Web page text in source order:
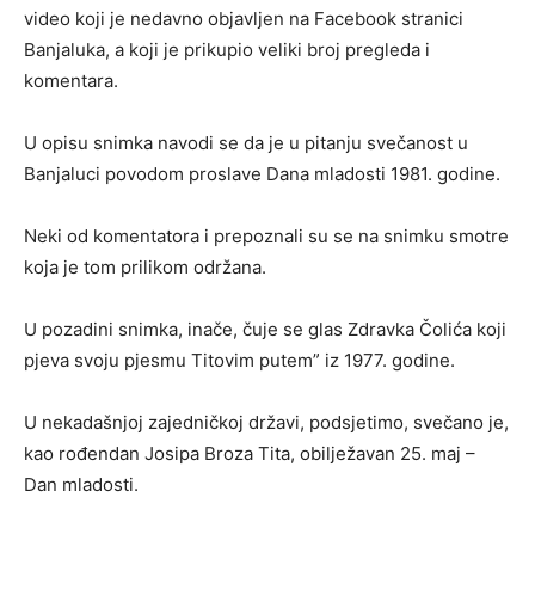
video koji je nedavno objavljen na Facebook stranici
Banjaluka, a koji je prikupio veliki broj pregleda i
komentara.
U opisu snimka navodi se da je u pitanju svečanost u
Banjaluci povodom proslave Dana mladosti 1981. godine.
Neki od komentatora i prepoznali su se na snimku smotre
koja je tom prilikom održana.
U pozadini snimka, inače, čuje se glas Zdravka Čolića koji
pjeva svoju pjesmu Titovim putem” iz 1977. godine.
U nekadašnjoj zajedničkoj državi, podsjetimo, svečano je,
kao rođendan Josipa Broza Tita, obilježavan 25. maj –
Dan mladosti.